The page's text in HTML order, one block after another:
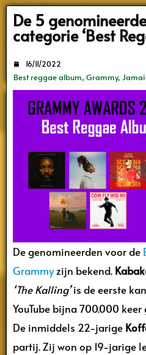
De 5
categorie ‘Best
Best reggae album, Grammy,
16/11/2022
De genomineerden voor de
Grammyzijn bekend.
‘The Kalling’is de eerste
YouTube bijna 700.000
De inmiddels 22-jarige
partij. Zij won op 19-jarige